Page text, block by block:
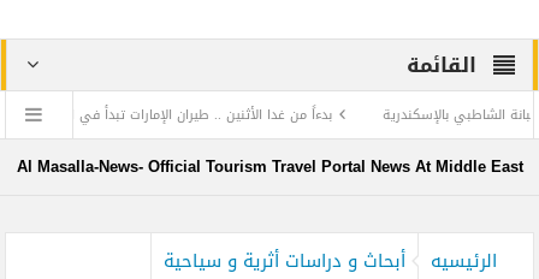
القائمة
بدءاً من غدا الأثنين .. طيران الإمارات تبدأ في استخدام بطاقات الصعود ”
الرد المستفز لبطلة كليوباترا وتصدر بيانها الثاني
Al Masalla-News- Official Tourism Travel Portal News At Middle East
الرئيسيه أبحاث و دراسات أثرية و سياحية